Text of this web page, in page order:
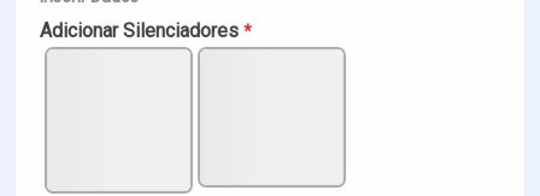
Adicionar Silenciadores *